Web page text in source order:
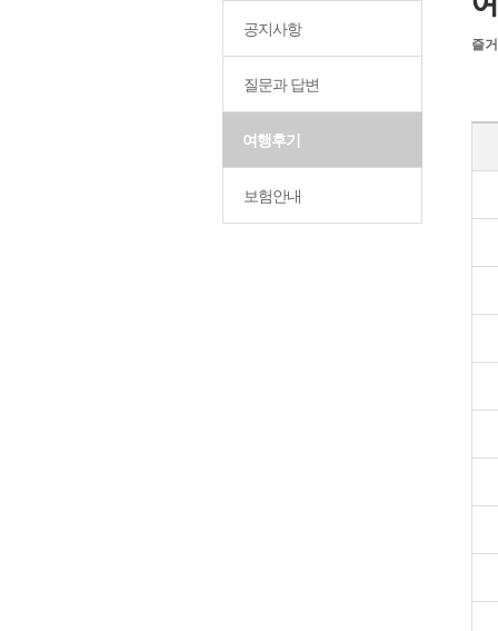
공지사항
질문과 답변
여행후기
보험안내
즐